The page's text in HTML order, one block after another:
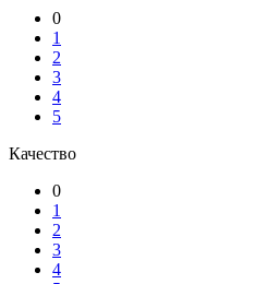
0
1
2
3
4
5
Качество
0
1
2
3
4